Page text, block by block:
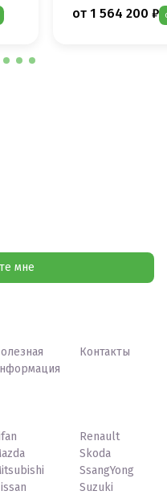
от 1 564 200 ₽
мне
Контакты
Renault
Skoda
SsangYong
Suzuki